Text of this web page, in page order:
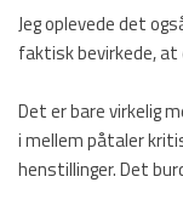
Jeg oplevede det
faktisk bevirkede, at
Det er bare virkelig
i mellem påtaler
henstillinger. Det